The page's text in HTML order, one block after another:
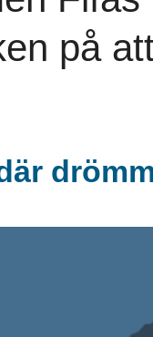
på